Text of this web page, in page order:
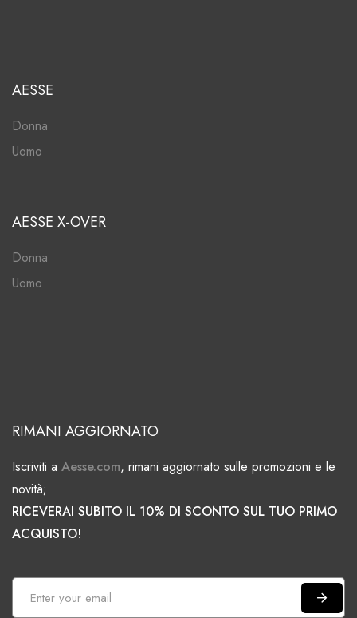
AESSE
Donna
Uomo
AESSE X-OVER
Donna
Uomo
RIMANI AGGIORNATO
Iscriviti a Aesse.com, rimani aggiornato sulle promozioni e le
novità;
RICEVERAI SUBITO IL 10% DI SCONTO SUL TUO PRIMO
ACQUISTO!